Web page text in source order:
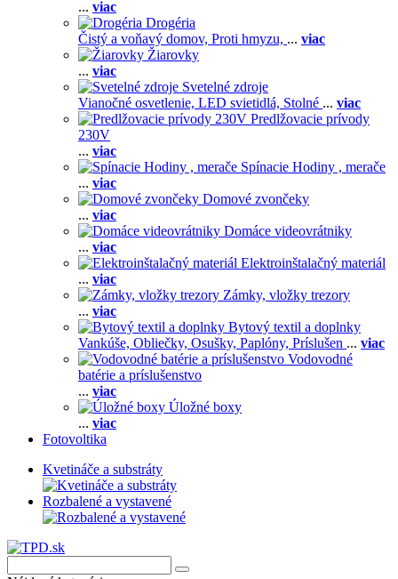
... viac
Drogéria
Čistý a voňavý domov, Proti hmyzu, ... viac
Žiarovky
... viac
Svetelné zdroje
Vianočné osvetlenie, LED svietidlá, Stolné ... viac
Predlžovacie prívody
230V
... viac
Spínacie Hodiny , merače
... viac
Domové zvončeky
... viac
Domáce videovrátniky
... viac
Elektroinštalačný materiál
... viac
Zámky, vložky trezory
... viac
Bytový textil a doplnky
Vankúše, Obliečky, Osušky, Paplóny, Príslušen ... viac
Vodovodné
batérie a príslušenstvo
... viac
Úložné boxy
... viac
Fotovoltika
Kvetináče a substráty
Rozbalené a vystavené